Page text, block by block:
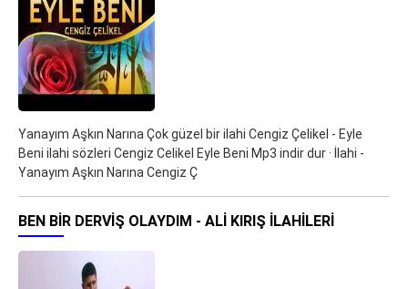
Yanayım Aşkın Narına Çok güzel bir ilahi Cengiz Çelikel - Eyle
Beni ilahi sözleri Cengiz Celikel Eyle Beni Mp3 indir dur · İlahi -
Yanayım Aşkın Narına Cengiz Ç
BEN BIR DERVIŞ OLAYDIM - ALI KIRIŞ ILAHILERI